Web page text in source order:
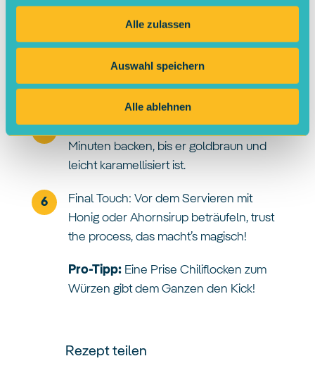
Alle zulassen
Auswahl speichern
Alle ablehnen
Kürbisspalten auf ein Backblech oder in
eine Auflaufform legen.
Walnüsse grob hacken – beides über
Ab in den Ofen! Kürbis für ca. 30–35
Minuten backen, bis er goldbraun und
leicht karamellisiert ist.
Final Touch: Vor dem Servieren mit
Honig oder Ahornsirup beträufeln, trust
the process, das macht’s magisch!
Pro-Tipp:Eine Prise Chiliflocken zum
Würzen gibt dem Ganzen den Kick!
Rezept teilen